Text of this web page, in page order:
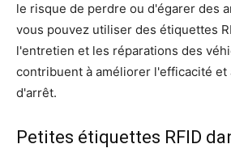
le risque de perdre ou d'égarer des
vous pouvez utiliser des étiquettes
l'entretien et les réparations des
contribuent à améliorer l'efficacité et
d'arrêt.
Petites étiquettes RFID